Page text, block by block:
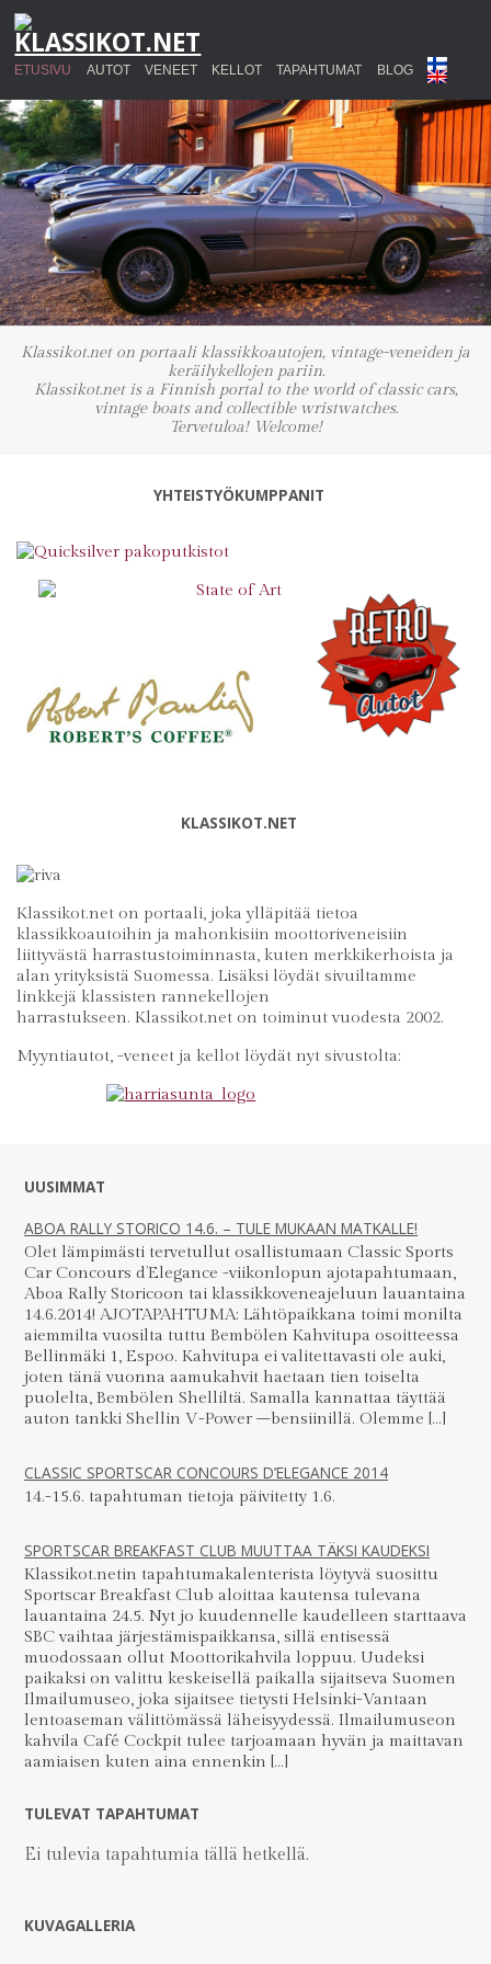
ETUSIVU AUTOT VENEET KELLOT TAPAHTUMAT BLOG
Klassikot.net on portaali klassikkoautojen, vintage-veneiden ja
keräilykellojen pariin.
Klassikot.net is a Finnish portal to the world of classic cars,
vintage boats and collectible wristwatches.
Tervetuloa! Welcome!
YHTEISTYÖKUMPPANIT
KLASSIKOT.NET
Klassikot.net on portaali, joka ylläpitää tietoa
klassikkoautoihin ja mahonkisiin moottoriveneisiin
liittyvästä harrastustoiminnasta, kuten merkkikerhoista ja
alan yrityksistä Suomessa. Lisäksi löydät sivuiltamme
linkkejä klassisten rannekellojen
harrastukseen. Klassikot.net on toiminut vuodesta 2002.
Myyntiautot, -veneet ja kellot löydät nyt sivustolta:
UUSIMMAT
ABOA RALLY STORICO 14.6. – TULE MUKAAN MATKALLE!
Olet lämpimästi tervetullut osallistumaan Classic Sports
Car Concours d’Elegance -viikonlopun ajotapahtumaan,
Aboa Rally Storicoon tai klassikkoveneajeluun lauantaina
14.6.2014! AJOTAPAHTUMA: Lähtöpaikkana toimi monilta
aiemmilta vuosilta tuttu Bembölen Kahvitupa osoitteessa
Bellinmäki 1, Espoo. Kahvitupa ei valitettavasti ole auki,
joten tänä vuonna aamukahvit haetaan tien toiselta
puolelta, Bembölen Shelliltä. Samalla kannattaa täyttää
auton tankki Shellin V-Power –bensiinillä. Olemme […]
CLASSIC SPORTSCAR CONCOURS D’ELEGANCE 2014
14.-15.6. tapahtuman tietoja päivitetty 1.6.
SPORTSCAR BREAKFAST CLUB MUUTTAA TÄKSI KAUDEKSI
Klassikot.netin tapahtumakalenterista löytyvä suosittu
Sportscar Breakfast Club aloittaa kautensa tulevana
lauantaina 24.5. Nyt jo kuudennelle kaudelleen starttaava
SBC vaihtaa järjestämispaikkansa, sillä entisessä
muodossaan ollut Moottorikahvila loppuu. Uudeksi
paikaksi on valittu keskeisellä paikalla sijaitseva Suomen
Ilmailumuseo, joka sijaitsee tietysti Helsinki-Vantaan
lentoaseman välittömässä läheisyydessä. Ilmailumuseon
kahvila Café Cockpit tulee tarjoamaan hyvän ja maittavan
aamiaisen kuten aina ennenkin […]
TULEVAT TAPAHTUMAT
Ei tulevia tapahtumia tällä hetkellä.
KUVAGALLERIA